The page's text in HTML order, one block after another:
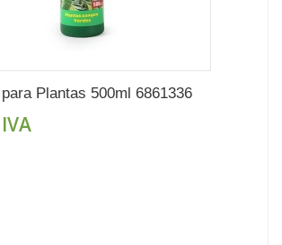
Plantas 500ml 6861336